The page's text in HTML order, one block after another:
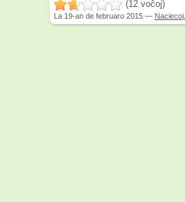
(12 voĉoj)
La 19-an de februaro 2015 — Naciecoj